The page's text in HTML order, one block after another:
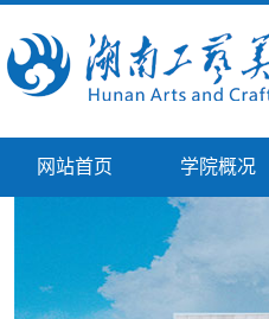
网站首页 学院概况